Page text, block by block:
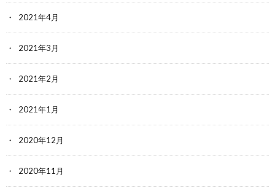
2021年4月
2021年3月
2021年2月
2021年1月
2020年12月
2020年11月